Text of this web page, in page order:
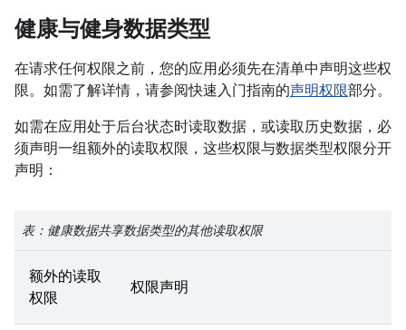
健康与健身数据类型
在请求任何权限之前，您的应用必须先在清单中声明这些权
限。如需了解详情，请参阅快速入门指南的声明权限部分。
如需在应用处于后台状态时读取数据，或读取历史数据，必
须声明一组额外的读取权限，这些权限与数据类型权限分开
声明：
表：健康数据共享数据类型的其他读取权限
额外的读取
权限
权限声明